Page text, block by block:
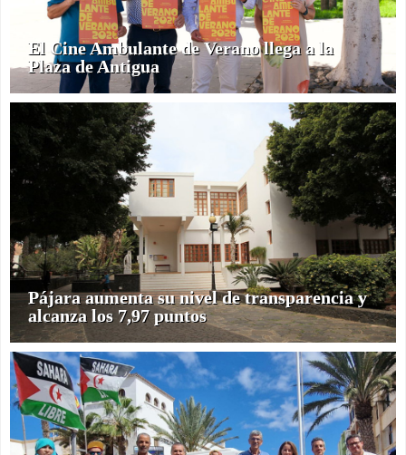
El Cine Ambulante de Verano llega a la
Plaza de Antigua
Pájara aumenta su nivel de transparencia y
alcanza los 7,97 puntos